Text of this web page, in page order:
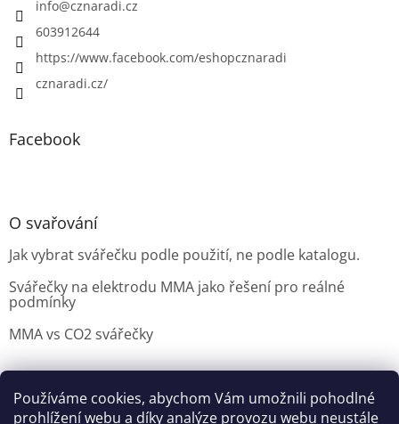
Používáme cookies, abychom Vám umožnili pohodlné
prohlížení webu a díky analýze provozu webu neustále
info@cznaradi.cz
603912644
https://www.facebook.com/eshopcznaradi
cznaradi.cz/
Facebook
O svařování
Jak vybrat svářečku podle použití, ne podle katalogu.
Svářečky na elektrodu MMA jako řešení pro reálné
podmínky
MMA vs CO2 svářečky
Možnosti doručení Nakupovani Možností platby
Výběr svářečky